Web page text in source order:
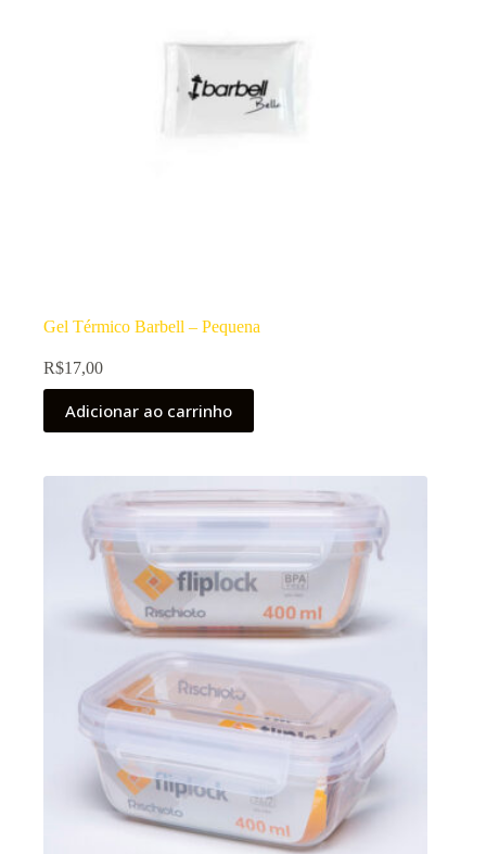
Gel Térmico Barbell – Pequena
R$17,00
Adicionar ao carrinho